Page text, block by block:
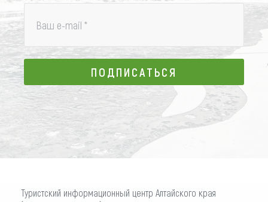
Ваш e-mail *
ПОДПИСАТЬСЯ
ПОДПИСАТЬСЯ
Туристский информационный центр Алтайского края